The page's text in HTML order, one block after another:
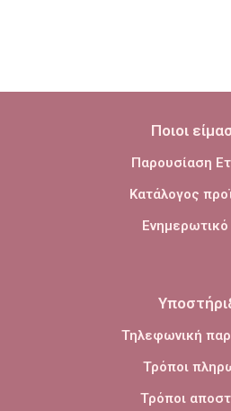
Ποιοι
Παρουσίαση
Κατάλογος
Τηλεφωνική
Τρόποι
Τρόποι